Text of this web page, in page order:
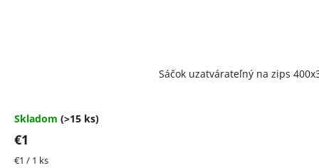
Sáčok uzatvárateľný na zips
4,5
5
hviezdičiek.
Skladom (>15 ks)
€1
Jednotková
€1 / 1 ks